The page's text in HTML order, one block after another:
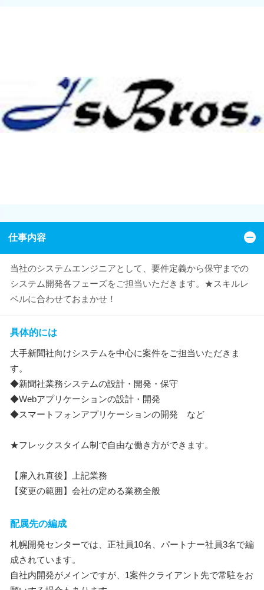
仕事内容
当社のシステムエンジニアとして、要件定義から保守までの
システム開発各フェーズをご担当いただきます。★スキルレ
ベルに合わせておまかせ！
具体的には
大手新聞社向けシステムを中心に案件をご担当いただきま
す。
◆新聞社業務システムの設計・開発・保守
◆Webアプリケーションの設計・開発
◆スマートフォンアプリケーションの開発 など
★フレックスタイム制で自由な働き方ができます。
【雇入れ直後】上記業務
【変更の範囲】会社の定める業務全般
配属先の編成
札幌開発センターでは、正社員10名、パートナー社員3名で編
成されています。
自社内開発がメインですが、1案件クライアント先で常駐をお